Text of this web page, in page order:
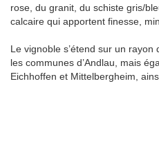
rose, du granit, du schiste gris/
calcaire qui apportent finesse,
Le vignoble s’étend sur un
les communes d’Andlau, mais
Eichhoffen et Mittelbergheim,